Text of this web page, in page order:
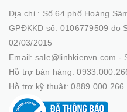
Địa chỉ : Số 64 phố Hoàng
GPĐKKD số: 0106779509 do
02/03/2015
Email: sale@linhkienvn.com -
Hỗ trợ bán hàng:
Hỗ trợ kỹ thuật: 0889.000.266